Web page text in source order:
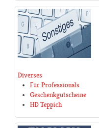
Diverses
Für Professionals
Geschenkgutscheine
HD Teppich